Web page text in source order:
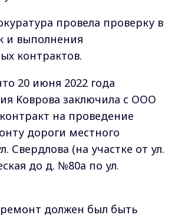
должен был быть
обязательств по
контракту составила 37,2
проверки в отношении
организации
об административном